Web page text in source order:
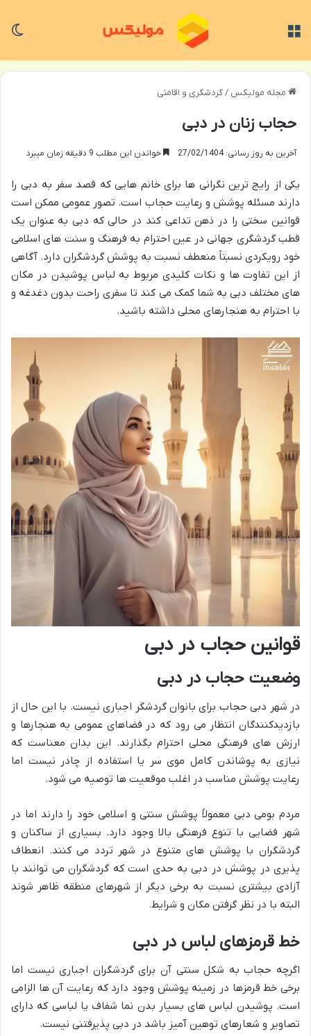
مجله مولیکس /گردشگری و اقامتی
حجاب زنان در دبی
آخرین به روز رسانی: 27/02/1404 خواندن این مطلب 9 دقیقه زمان میبرد
یکی از رایج ترین نگرانی ها برای خانم هایی که قصد سفر به دبی را
دارند مسئله پوشش و رعایت حجاب است. تصور عمومی ممکن است
قوانین سختی را در ذهن تداعی کند در حالی که دبی به عنوان یک
قطب گردشگری جهانی در عین احترام به فرهنگ و سنت های اسلامی
خود رویکردی نسبتاً منعطف نسبت به پوشش گردشگران دارد. آگاهی
از این تفاوت ها و نکات کلیدی مربوط به لباس پوشیدن در مکان
های مختلف دبی به شما کمک می کند تا سفری راحت بدون دغدغه و
با احترام به هنجارهای محلی داشته باشید.
قوانین حجاب در دبی
وضعیت حجاب در دبی
در شهر دبی حجاب برای بانوان گردشگر اجباری نیست. با این حال از
بازدیدکنندگان انتظار می رود که در فضاهای عمومی به هنجارها و
ارزش های فرهنگی محلی احترام بگذارند. این بدان معناست که
نیازی به پوشاندن کامل موی سر یا استفاده از چادر نیست اما
رعایت پوشش مناسب در اغلب موقعیت ها توصیه می شود.
مردم بومی دبی معمولاً پوشش سنتی و اسلامی خود را دارند اما در
شهر فضایی با تنوع فرهنگی بالا وجود دارد. بسیاری از ساکنان و
گردشگران با پوشش های متنوع در شهر تردد می کنند. انعطاف
پذیری در پوشش در دبی به حدی است که گردشگران می توانند با
آزادی بیشتری نسبت به برخی دیگر از شهرهای منطقه ظاهر شوند
البته با در نظر گرفتن مکان و شرایط.
خط قرمزهای لباس در دبی
اگرچه حجاب به شکل سنتی آن برای گردشگران اجباری نیست اما
برخی خط قرمزها در زمینه پوشش وجود دارد که رعایت آن ها الزامی
است. پوشیدن لباس های بسیار بدن نما شفاف یا لباسی که دارای
تصاویر و شعارهای توهین آمیز باشد در دبی پذیرفتنی نیست.